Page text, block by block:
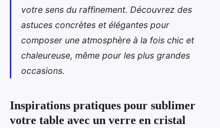
votre sens du raffinement. Découvrez des
astuces concrètes et élégantes pour
composer une atmosphère à la fois chic et
chaleureuse, même pour les plus grandes
occasions.
Inspirations pratiques pour sublimer
votre table avec un verre en cristal